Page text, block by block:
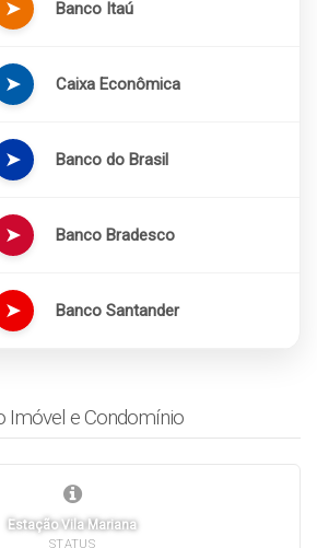
➤ Banco Itaú
➤ Caixa Econômica
➤ Banco do Brasil
➤ Banco Bradesco
➤ Banco Santander
Imóvel e Condomínio
Estação Vila Mariana
STATUS